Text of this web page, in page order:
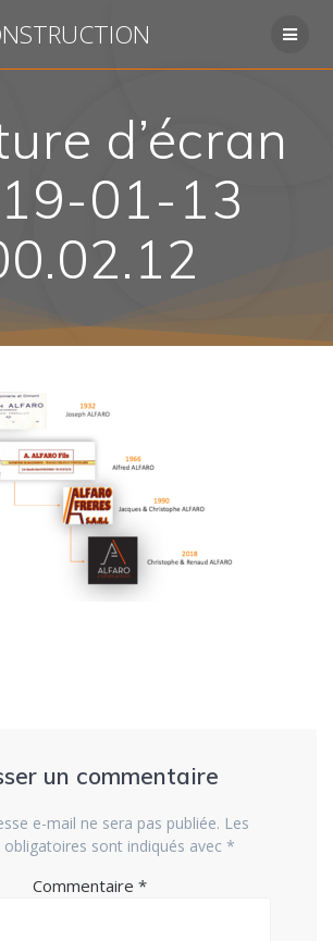
au
d’écran
01-13
un commentaire
e-mail ne sera pas publiée. Les
obligatoires sont indiqués avec *
Commentaire *